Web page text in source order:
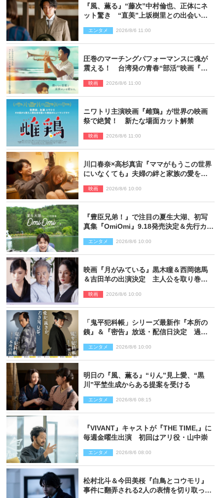
『風、薫る』“藤次”中村倫也、正体にネ
ット驚き “直美”上坂樹里との出会いに
しなよ！」
エンタメ 2026/8/6 11:00
圧巻のマーチングパフォーマンスに魂が
震える！ 台湾発の青春“部活”映画『進
映画 2026/8/6 11:00
ニワトリ主演映画『雌鶏』が世界の映画
祭で絶賛！ 新たな場面カット解禁
映画 2026/8/6 11:00
川口春奈×高杉真宙『ママがもうこの世界
にいなくても』夫婦の絆と家族の愛を映
映画 2026/8/6 10:00
『豊臣兄弟！』で注目の夏生大湖、初写
真集『OmiOmi』9.18発売決定＆先行カッ
エンタメ 2026/8/6 10:00
映画『月がみている』黒木瞳＆西岡徳馬
＆吉田羊の出演決定 主人公を取り巻く
映画 2026/8/6 10:00
「鬼平犯科帳」シリーズ最新作『本所の
銕』＆『密告』放送・配信日決定 過去
エンタメ 2026/8/6 10:00
明日の『風、薫る』“りん”見上愛、“黒
川”平埜生成からある提案を受ける
エンタメ 2026/8/6 08:15
『VIVANT』キャストが『THE TIME,』に
毎週金曜生出演 初回はアリ役・山中崇
エンタメ 2026/8/6 08:00
松村北斗＆今田美桜『白鳥とコウモリ』
事件に翻弄される2人の表情を切り取った